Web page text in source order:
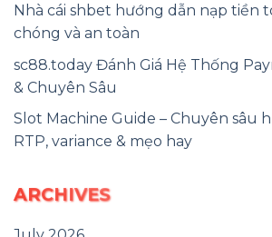
Nhà cái shbet hướng dẫn nạp tiền
chóng và an toàn
sc88.today Đánh Giá Hệ Thống
& Chuyên Sâu
Slot Machine Guide – Chuyên sâu
RTP, variance & mẹo hay
ARCHIVES